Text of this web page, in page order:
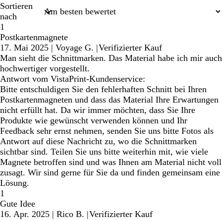
Sortieren
nach
1
Postkartenmagnete
17. Mai 2025 | Voyage G. |Verifizierter Kauf
Man sieht die Schnittmarken. Das Material habe ich mir auch
hochwertiger vorgestellt.
Antwort vom VistaPrint-Kundenservice:
Bitte entschuldigen Sie den fehlerhaften Schnitt bei Ihren
Postkartenmagneten und dass das Material Ihre Erwartungen
nicht erfüllt hat. Da wir immer möchten, dass Sie Ihre
Produkte wie gewünscht verwenden können und Ihr
Feedback sehr ernst nehmen, senden Sie uns bitte Fotos als
Antwort auf diese Nachricht zu, wo die Schnittmarken
sichtbar sind. Teilen Sie uns bitte weiterhin mit, wie viele
Magnete betroffen sind und was Ihnen am Material nicht voll
zusagt. Wir sind gerne für Sie da und finden gemeinsam eine
Lösung.
1
Gute Idee
16. Apr. 2025 | Rico B. |Verifizierter Kauf